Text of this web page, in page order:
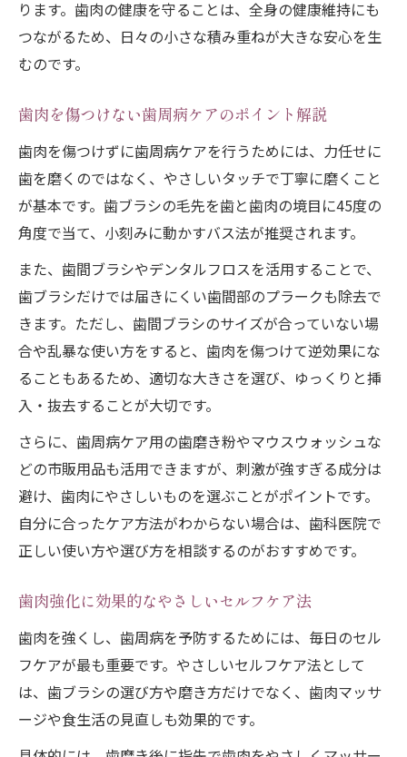
ります。歯肉の健康を守ることは、全身の健康維持にも
つながるため、日々の小さな積み重ねが大きな安心を生
むのです。
歯肉を傷つけない歯周病ケアのポイント解説
歯肉を傷つけずに歯周病ケアを行うためには、力任せに
歯を磨くのではなく、やさしいタッチで丁寧に磨くこと
が基本です。歯ブラシの毛先を歯と歯肉の境目に45度の
角度で当て、小刻みに動かすバス法が推奨されます。
また、歯間ブラシやデンタルフロスを活用することで、
歯ブラシだけでは届きにくい歯間部のプラークも除去で
きます。ただし、歯間ブラシのサイズが合っていない場
合や乱暴な使い方をすると、歯肉を傷つけて逆効果にな
ることもあるため、適切な大きさを選び、ゆっくりと挿
入・抜去することが大切です。
さらに、歯周病ケア用の歯磨き粉やマウスウォッシュな
どの市販用品も活用できますが、刺激が強すぎる成分は
避け、歯肉にやさしいものを選ぶことがポイントです。
自分に合ったケア方法がわからない場合は、歯科医院で
正しい使い方や選び方を相談するのがおすすめです。
歯肉強化に効果的なやさしいセルフケア法
歯肉を強くし、歯周病を予防するためには、毎日のセル
フケアが最も重要です。やさしいセルフケア法として
は、歯ブラシの選び方や磨き方だけでなく、歯肉マッサ
ージや食生活の見直しも効果的です。